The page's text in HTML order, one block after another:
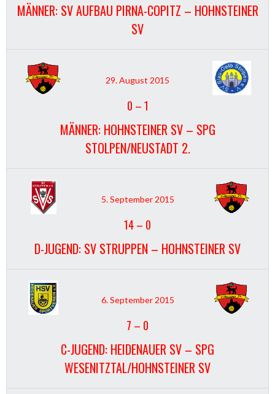
MÄNNER: SV AUFBAU PIRNA-COPITZ – HOHNSTEINER
SV
29. August 2015
0 –1
MÄNNER: HOHNSTEINER SV – SPG
STOLPEN/NEUSTADT 2.
5. September 2015
14– 0
D-JUGEND: SV STRUPPEN – HOHNSTEINER SV
6. September 2015
7 – 0
C-JUGEND: HEIDENAUER SV – SPG
WESENITZTAL/HOHNSTEINER SV